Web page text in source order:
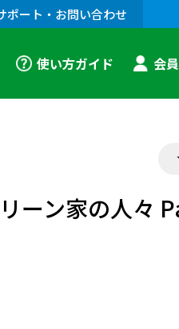
ポート・お問い合わせ
使い方ガイド 会
ン家の人々